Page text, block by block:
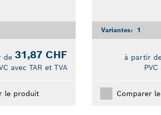
de 31,87 CHF
avec TAR et TVA
le produit
Variantes: 1
à partir
Comparer